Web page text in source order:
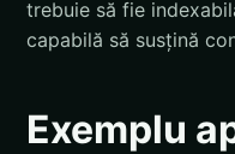
trebuie să fie
capabilă să susțină
Exemplu